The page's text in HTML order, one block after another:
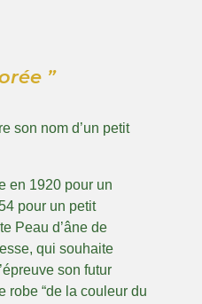
”
son nom d’un petit
en 1920 pour un
pour un petit
Peau d’âne de
qui souhaite
son futur
robe “de la couleur du